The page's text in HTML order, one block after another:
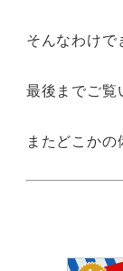
そんなわけで
最後までご覧
またどこか